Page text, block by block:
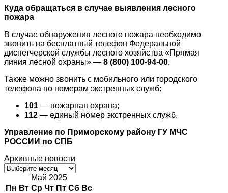
Куда обращаться в случае выявления лесного
пожара
В случае обнаружения лесного пожара необходимо
звонить на бесплатный телефон Федеральной
диспетчерской службы лесного хозяйства «Прямая
линия лесной охраны» — 8 (800) 100-94-00.
Также можно звонить с мобильного или городского
телефона по номерам экстренных служб:
101 — пожарная охрана;
112 — единый номер экстренных служб.
Управление по Приморскому району ГУ МЧС
РОССИИ по СПБ
Архивные новости
Архивные
новостиМай 2025
Пн Вт Ср Чт Пт Сб Вс